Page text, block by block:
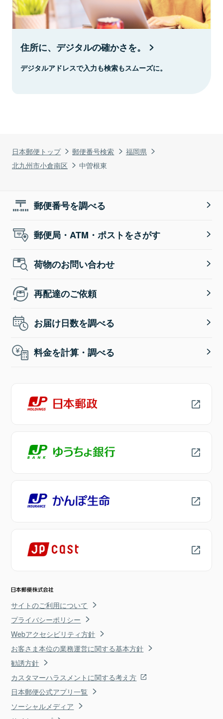
日本郵便トップ 郵便番号検索
福岡県
北九州市小倉南区
中曽根東
住所に、デジタルの確かさを。
デジタルアドレスで入力も検索もスムーズに。
郵便番号を調べる
郵便局・ATM・ポストをさがす
荷物のお問い合わせ
再配達のご依頼
お届け日数を調べる
料金を計算・調べる
サイトのご利用について
プライバシーポリシー
Webアクセシビリティ方針
お客さま本位の業務運営に関する基本方針
勧誘方針
カスタマーハラスメントに関する考え方
日本郵便公式アプリ一覧
ソーシャルメディア